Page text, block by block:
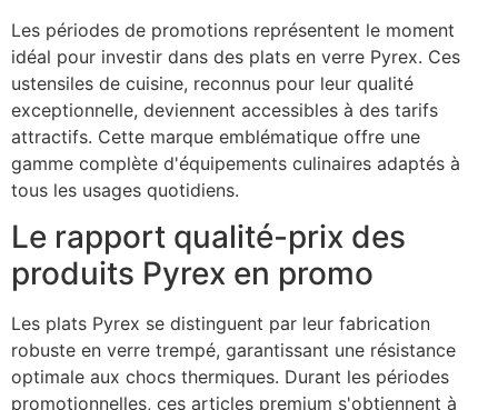
Les périodes de promotions représentent le moment
idéal pour investir dans des plats en verre Pyrex. Ces
ustensiles de cuisine, reconnus pour leur qualité
exceptionnelle, deviennent accessibles à des tarifs
attractifs. Cette marque emblématique offre une
gamme complète d'équipements culinaires adaptés à
tous les usages quotidiens.
Le rapport qualité-prix des
produits Pyrex en promo
Les plats Pyrex se distinguent par leur fabrication
robuste en verre trempé, garantissant une résistance
optimale aux chocs thermiques. Durant les périodes
promotionnelles, ces articles premium s'obtiennent à